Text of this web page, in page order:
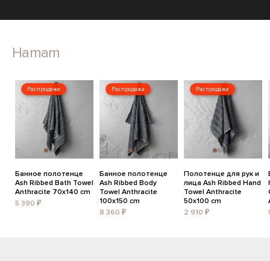
Hamam
Распродажа
Банное полотенце
Ash Ribbed Bath Towel
Anthracite 70x140 cm
5 390 ₽
Распродажа
Банное полотенце
Ash Ribbed Body
Towel Anthracite
100x150 cm
8 360 ₽
Распродажа
Полотенце для рук и
лица Ash Ribbed Hand
Towel Anthracite
50x100 cm
2 910 ₽